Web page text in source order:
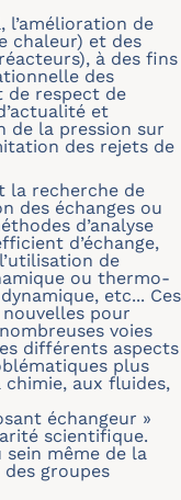
l’amélioration de
chaleur) et des
à des fins
des
de respect de
et
de la pression sur
des rejets de
la recherche de
des échanges ou
d’analyse
d’échange,
de
ou thermo-
etc... Ces
pour
voies
différents aspects
plus
aux fluides,
échangeur »
scientifique.
même de la
des groupes